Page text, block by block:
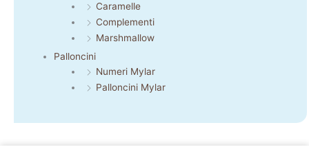
Caramelle
Complementi
Marshmallow
Palloncini
Numeri Mylar
Palloncini Mylar